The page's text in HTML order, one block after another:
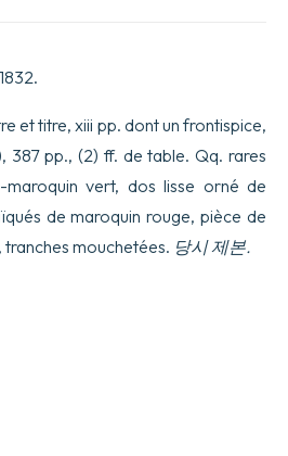
et titre, xiii pp. dont un frontispice,
387 pp., (2) ff. de table. Qq. rares
maroquin vert, dos lisse orné de
de maroquin rouge, pièce de
mouchetées. 당시 제본.